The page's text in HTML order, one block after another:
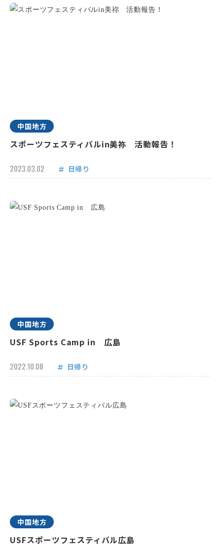
中国地方
スポーツフェスティバルin美祢 活動報告！
2023.03.02 日帰り
中国地方
USF Sports Camp in 広島
2022.10.08 日帰り
中国地方
USFスポーツフェスティバル広島